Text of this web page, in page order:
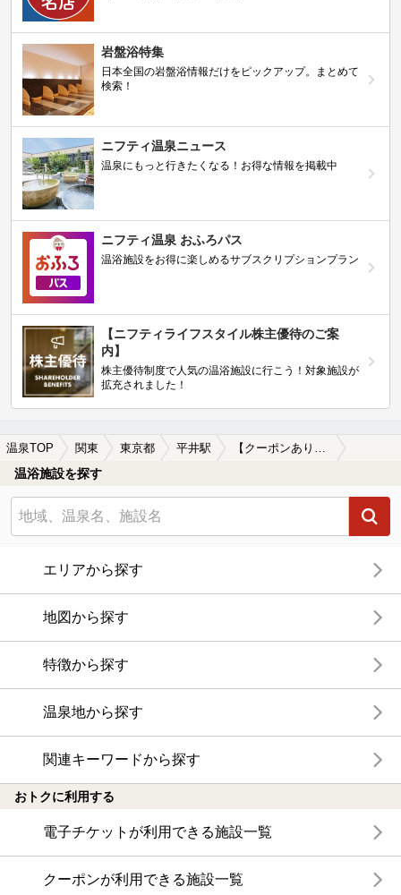
岩盤浴特集
日本全国の岩盤浴情報だけをピックアップ。まとめて
検索！
ニフティ温泉ニュース
温泉にもっと行きたくなる！お得な情報を掲載中
ニフティ温泉 おふろパス
温浴施設をお得に楽しめるサブスクリプションプラン
【ニフティライフスタイル株主優待のご案
内】
株主優待制度で人気の温浴施設に行こう！対象施設が
拡充されました！
温泉TOP 関東 東京都 平井駅 【クーポンあり】漫画が楽しめる平井駅近くの温泉、日帰り温泉、スーパー銭湯おすすめ
温浴施設を探す
エリアから探す
地図から探す
特徴から探す
温泉地から探す
関連キーワードから探す
おトクに利用する
電子チケットが利用できる施設一覧
クーポンが利用できる施設一覧